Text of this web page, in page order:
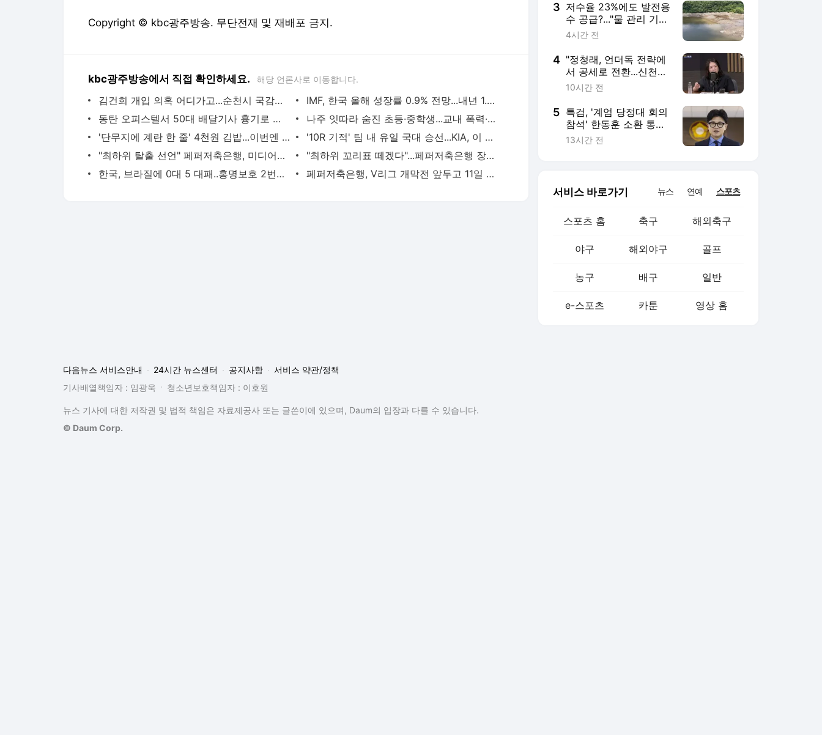
Copyright © kbc광주방송. 무단전재 및 재배포 금지.
kbc광주방송에서 직접 확인하세요. 해당 언론사로 이동합니다.
김건희 개입 의혹 어디가고...순천시 국감된 '문체위' 국감
IMF, 한국 올해 성장률 0.9% 전망...내년 1.8% 제시
동탄 오피스텔서 50대 배달기사 흉기로 찌른 30대 남성
나주 잇따라 숨진 초등·중학생...교내 폭력·따돌림 없어
'단무지에 계란 한 줄' 4천원 김밥...이번엔 제주서 '바가지' 논란
'10R 기적' 팀 내 유일 국대 승선...KIA, 이 선수 없었으면 어쩔 뻔했나
"최하위 탈출 선언" 페퍼저축은행, 미디어데이 개최
"최하위 꼬리표 떼겠다"...페퍼저축은행 장소연 감독, 시즌 20승 목표
한국, 브라질에 0대 5 대패..홍명보호 2번째 패배
페퍼저축은행, V리그 개막전 앞두고 11일 출정식 개최
3 저수율 23%에도 발전용
수 공급?..."물 관리 기준
현실화해야"
4시간 전
4 "정청래, 언더독 전략에
서 공세로 전환...신천지
의혹 계기로 전략 수정"
10시간 전
5 특검, '계엄 당정대 회의
참석' 한동훈 소환 통
보…韓 "정치특검의 언
13시간 전
서비스 바로가기 뉴스 연예 스포츠
스포츠 홈 축구 해외축구
야구 해외야구 골프
농구 배구 일반
e-스포츠 카툰 영상 홈
다음뉴스 서비스안내 24시간 뉴스센터 공지사항
서비스 약관/정책
기사배열책임자 : 임광욱
청소년보호책임자 : 이호원
뉴스 기사에 대한 저작권 및 법적 책임은 자료제공사 또는 글쓴이에 있으며, Daum의 입장과 다를 수 있습니다.
© Daum Corp.